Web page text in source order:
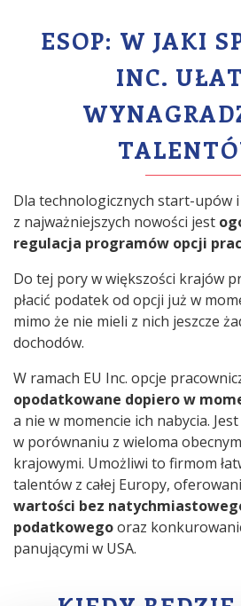
ESOP: W JAKI
INC.
Dla technologicznych start-upów
z najważniejszych nowości jest
regulacja programów opcji
Do tej pory w większości krajów
płacić podatek od opcji już w
mimo że nie mieli z nich jeszcze
dochodów.
W ramach EU Inc. opcje
opodatkowane dopiero w
a nie w momencie ich nabycia.
w porównaniu z wieloma
krajowymi. Umożliwi to firmom
talentów z całej Europy,
wartości bez
podatkowegooraz
panującymi w USA.